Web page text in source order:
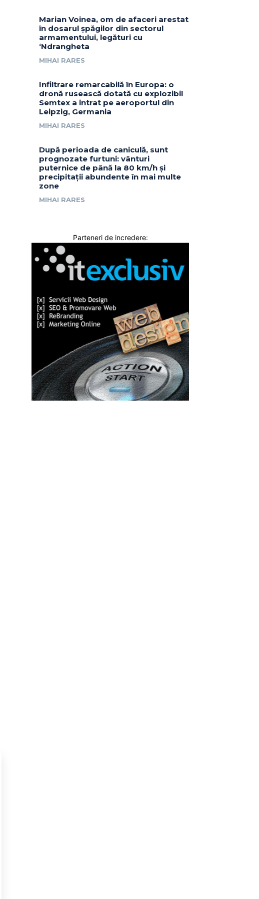
Marian Voinea, om de afaceri arestat
în dosarul șpăgilor din sectorul
armamentului, legături cu
‘Ndrangheta
MIHAI RARES
Infiltrare remarcabilă în Europa: o
dronă rusească dotată cu explozibil
Semtex a intrat pe aeroportul din
Leipzig, Germania
MIHAI RARES
După perioada de caniculă, sunt
prognozate furtuni: vânturi
puternice de până la 80 km/h și
precipitații abundente în mai multe
zone
MIHAI RARES
Parteneri de incredere: